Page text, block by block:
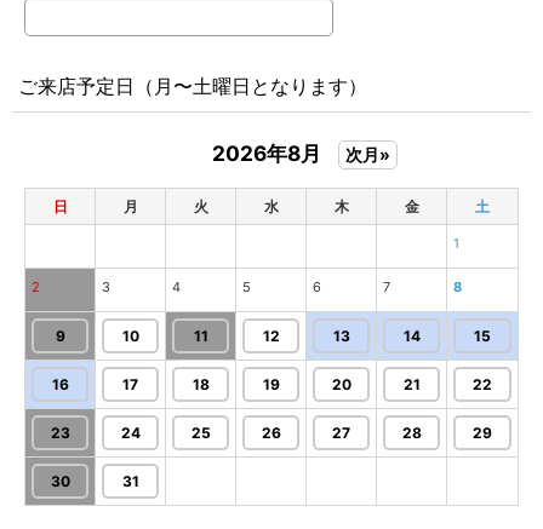
ご来店予定日（月〜土曜日となります）
2026年8月 次月»
日 月 火 水 木 金 土
1
2 3 4 5 6 7 8
9 10 11 12 13 14 15
16 17 18 19 20 21 22
23 24 25 26 27 28 29
30 31